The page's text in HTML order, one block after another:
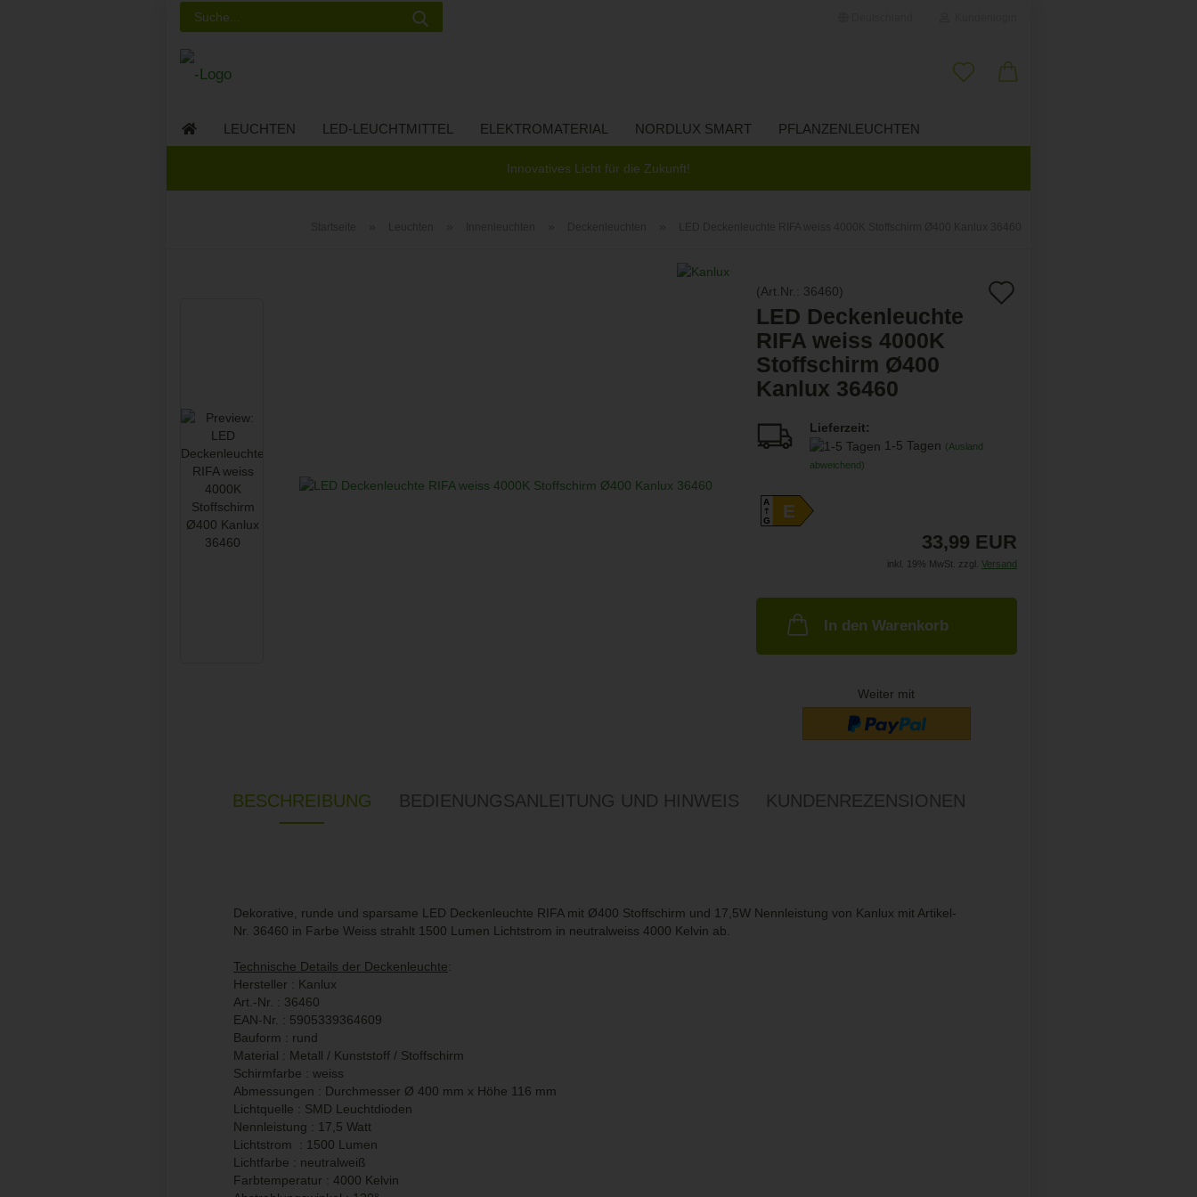
Passwort vergessen?
Innovatives Licht für die Zukunft!
LEUCHTEN LED-LEUCHTMITTEL ELEKTROMATERIAL NORDLUX SMART PFLANZENLEUCHTEN
(Art.Nr.: 36460)
LED Deckenleuchte
RIFA weiss 4000K
Stoffschirm Ø400
Kanlux 36460
Lieferzeit:
1-5 Tagen (Ausland
abweichend)
A
GE
33,99 EUR
inkl. 19% MwSt. zzgl. Versand
In den Warenkorb
Weiter mit
BESCHREIBUNG BEDIENUNGSANLEITUNG UND HINWEIS KUNDENREZENSIONEN
Dekorative, runde und sparsame LED Deckenleuchte RIFA mit Ø400 Stoffschirm und 17,5W Nennleistung von Kanlux mit Artikel-
Nr. 36460 in Farbe Weiss strahlt 1500 Lumen Lichtstrom in neutralweiss 4000 Kelvin ab.
Technische Details der Deckenleuchte:
Hersteller : Kanlux
Art.-Nr. : 36460
EAN-Nr. : 5905339364609
Bauform : rund
Material : Metall / Kunststoff / Stoffschirm
Schirmfarbe : weiss
Abmessungen : Durchmesser Ø 400 mm x Höhe 116 mm
Lichtquelle : SMD Leuchtdioden
Nennleistung : 17,5 Watt
Lichtstrom : 1500 Lumen
Lichtfarbe : neutralweiß
Farbtemperatur : 4000 Kelvin